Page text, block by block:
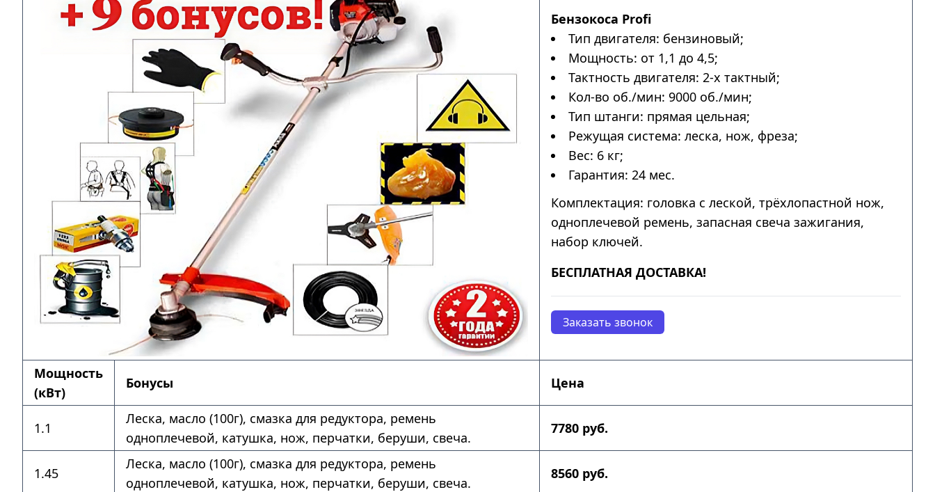
Бензокоса Profi
Тип двигателя: бензиновый;
Мощность: от 1,1 до 4,5;
Тактность двигателя: 2-х тактный;
Кол-во об./мин: 9000 об./мин;
Тип штанги: прямая цельная;
Режущая система: леска, нож, фреза;
Вес: 6 кг;
Гарантия: 24 мес.
Комплектация: головка с леской, трёхлопастной нож,
одноплечевой ремень, запасная свеча зажигания,
набор ключей.
БЕСПЛАТНАЯ ДОСТАВКА!
Заказать звонок
Мощность
(кВт)
Бонусы Цена
1.1
Леска, масло (100г), смазка для редуктора, ремень
одноплечевой, катушка, нож, перчатки, беруши, свеча.
7780 руб.
1.45
Леска, масло (100г), смазка для редуктора, ремень
одноплечевой, катушка, нож, перчатки, беруши, свеча.
8560 руб.